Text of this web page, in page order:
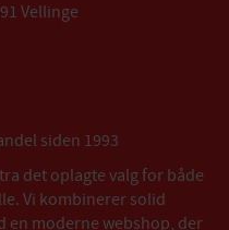
Vellinge
siden 1993
det oplagte valg for både
Vi kombinerer solid
en moderne webshop, der